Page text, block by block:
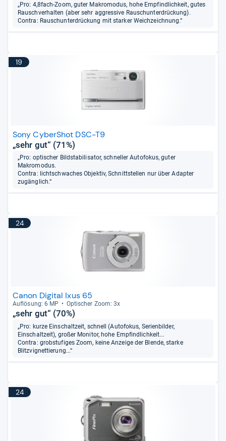
„Pro: 4,8fach-Zoom, guter Makromodus, hohe Empfindlichkeit, gutes
Rauschverhalten (aber sehr aggressive Rauschunterdrückung).
Contra: Rauschunterdrückung mit starker Weichzeichnung.“
19
Sony CyberShot DSC-T9
„sehr gut“ (71%)
„Pro: optischer Bildstabilisator, schneller Autofokus, guter
Makromodus.
Contra: lichtschwaches Objektiv, Schnittstellen nur über Adapter
zugänglich.“
24
Canon Digital Ixus 65
Auf­lö­sung: 6 MP Opti­scher Zoom: 3x
„sehr gut“ (70%)
„Pro: kurze Einschaltzeit, schnell (Autofokus, Serienbilder,
Einschaltzeit), großer Monitor, hohe Empfindlichkeit...
Contra: grobstufiges Zoom, keine Anzeige der Blende, starke
Blitzvignettierung...“
24